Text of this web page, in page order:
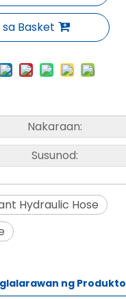
Basket
Nakaraan:
Susunod:
Hydraulic Hose
ng Produkto